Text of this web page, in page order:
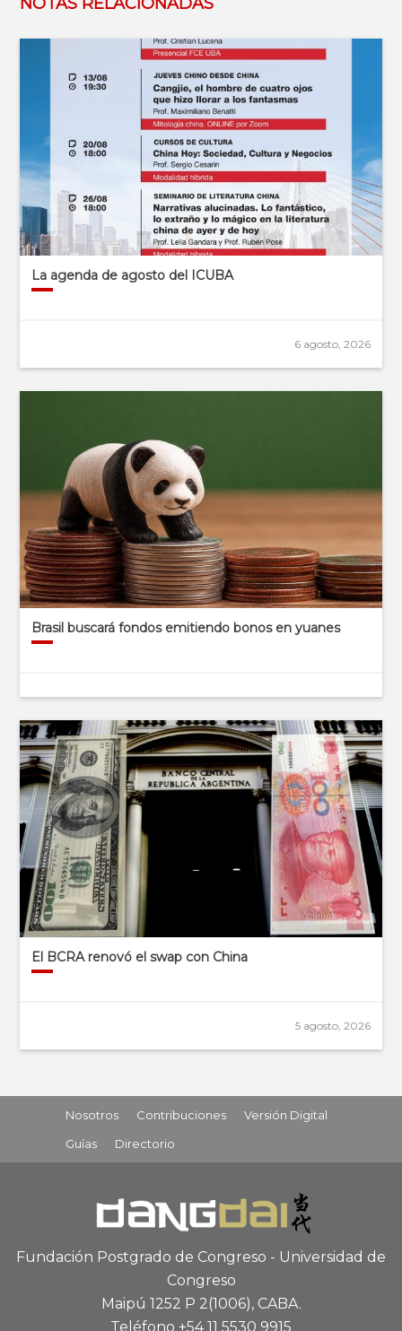
La agenda de agosto del ICUBA
6 agosto, 2026
Brasil buscará fondos emitiendo bonos en yuanes
El BCRA renovó el swap con China
5 agosto, 2026
Nosotros Contribuciones
Versión Digital
Guías
Directorio
Fundación Postgrado de Congreso - Universidad de
Congreso
Maipú 1252 P 2(1006), CABA.
Teléfono +54 11 5530 9915